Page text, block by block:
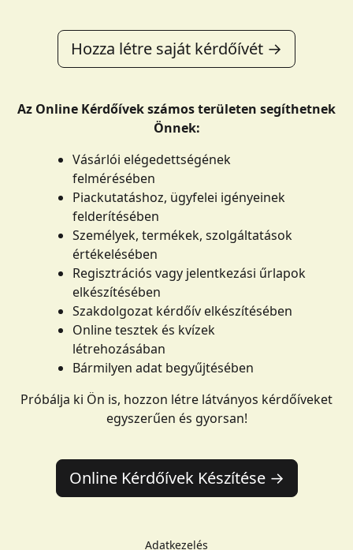
Hozza létre saját kérdőívét →
Az Online Kérdőívek számos területen segíthetnek
Önnek:
Vásárlói elégedettségének
felmérésében
Piackutatáshoz, ügyfelei igényeinek
felderítésében
Személyek, termékek, szolgáltatások
értékelésében
Regisztrációs vagy jelentkezási űrlapok
elkészítésében
Szakdolgozat kérdőív elkészítésében
Online tesztek és kvízek
létrehozásában
Bármilyen adat begyűjtésében
Próbálja ki Ön is, hozzon létre látványos kérdőíveket
egyszerűen és gyorsan!
Online Kérdőívek Készítése →
Adatkezelés